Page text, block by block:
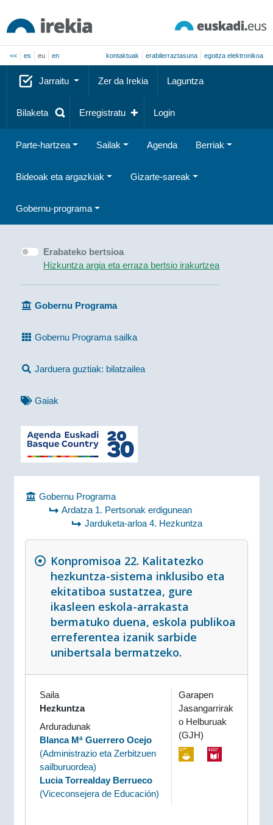
<< es eu en kontaktuak erabilerraztasuna egoitza elektronikoa
Jarraitu Zer da Irekia Laguntza
Bilaketa Erregistratu Login
Parte-hartzea Sailak Agenda Berriak
Bideoak eta argazkiak Gizarte-sareak
Gobernu-programa
Erabateko bertsioa
Hizkuntza argia eta erraza bertsio irakurtzea
Gobernu Programa
Gobernu Programa sailka
Jarduera guztiak: bilatzailea
Gaiak
Gobernu Programa
Ardatza 1. Pertsonak erdigunean
Jarduketa-arloa 4. Hezkuntza
Konpromisoa 22. Kalitatezko
hezkuntza-sistema inklusibo eta
ekitatiboa sustatzea, gure
ikasleen eskola-arrakasta
bermatuko duena, eskola publikoa
erreferentea izanik sarbide
unibertsala bermatzeko.
Saila
Hezkuntza
Arduradunak
Blanca Mª Guerrero Ocejo
(Administrazio eta Zerbitzuen
sailburuordea)
Lucia Torrealday Berrueco
(Viceconsejera de Educación)
Garapen
Jasangarrirak
o Helburuak
(GJH)